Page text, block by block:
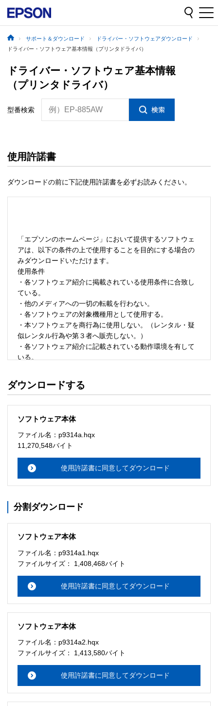
サポート＆ダウンロード
ドライバー・ソフトウェアダウンロード
ドライバー・ソフトウェア基本情報（プリンタドライバ）
ドライバー・ソフトウェア基本情報
（プリンタドライバ）
型番検索 例）EP-885AW
使用許諾書
ダウンロードの前に下記使用許諾書を必ずお読みください。
「エプソンのホームページ」において提供するソフトウェ
アは、以下の条件の上で使用することを目的にする場合の
みダウンロードいただけます。
使用条件
・各ソフトウェア紹介に掲載されている使用条件に合致し
ている。
・他のメディアへの一切の転載を行わない。
・各ソフトウェアの対象機種用として使用する。
・本ソフトウェアを商行為に使用しない。（レンタル・疑
似レンタル行為や第３者へ販売しない。）
・各ソフトウェア紹介に記載されている動作環境を有して
いる。
・ソフトウェアを改変、またはリバースエンジニアリング
ソフトウェアのサポート
・本サーバでは、ユーザーサポートは行いません。搭載ソ
メーションセンターまでお願い
ルをお読み下さい。
ソフトウェアの保証範囲
・ソフトウェアは、予告せず改良、変更することがありま
す。
配布ソフトウェアの著作権は、特に記載のあるものを除き
ダウンロードする
ソフトウェア本体
ファイル名：p9314a.hqx
11,270,548バイト
使用許諾書に同意してダウンロード
分割ダウンロード
ソフトウェア本体
ファイル名：p9314a1.hqx
ファイルサイズ： 1,408,468バイト
使用許諾書に同意してダウンロード
ソフトウェア本体
ファイル名：p9314a2.hqx
ファイルサイズ： 1,413,580バイト
使用許諾書に同意してダウンロード